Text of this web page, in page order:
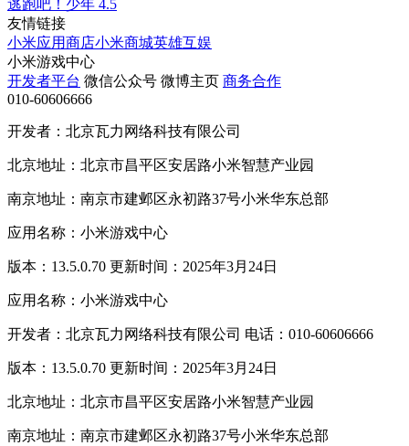
逃跑吧！少年 4.5
友情链接
小米应用商店小米商城英雄互娱
小米游戏中心
开发者平台 微信公众号 微博主页 商务合作
010-60606666
开发者：北京瓦力网络科技有限公司
北京地址：北京市昌平区安居路小米智慧产业园
南京地址：南京市建邺区永初路37号小米华东总部
应用名称：小米游戏中心
版本：13.5.0.70 更新时间：2025年3月24日
应用名称：小米游戏中心
开发者：北京瓦力网络科技有限公司 电话：010-60606666
版本：13.5.0.70 更新时间：2025年3月24日
北京地址：北京市昌平区安居路小米智慧产业园
南京地址：南京市建邺区永初路37号小米华东总部